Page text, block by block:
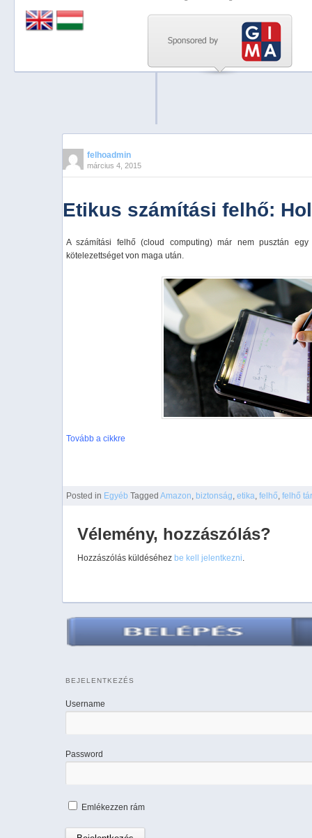
felhoadmin
március 4, 2015
Etikus számítási felhő:
A számítási felhő (cloud computing) már nem pusztán
kötelezettséget von maga után.
Tovább a cikkre
Posted in Egyéb Tagged Amazon, biztonság, etika, felhő, felhő
Vélemény, hozzászólás?
Hozzászólás küldéséhez be kell jelentkezni.
BEJELENTKEZÉS
Username
Password
Emlékezzen rám